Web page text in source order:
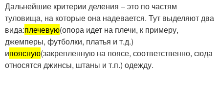
Дальнейшие критерии деления – это по частям
туловища, на которые она надевается. Тут выделяют два
вида:плечевую(опора идет на плечи, к примеру,
джемперы, футболки, платья и т.д.)
ипоясную(закрепленную на поясе, соответственно, сюда
относятся джинсы, штаны и т.п.) одежду.